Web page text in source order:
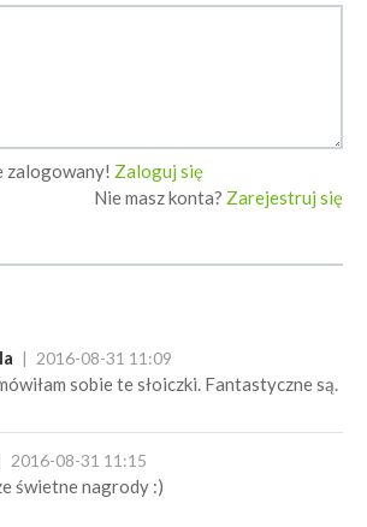
zalogowany! Zaloguj się
Nie masz konta? Zarejestruj się
2016-08-31 11:09
sobie te słoiczki. Fantastyczne są.
2016-08-31 11:15
świetne nagrody :)